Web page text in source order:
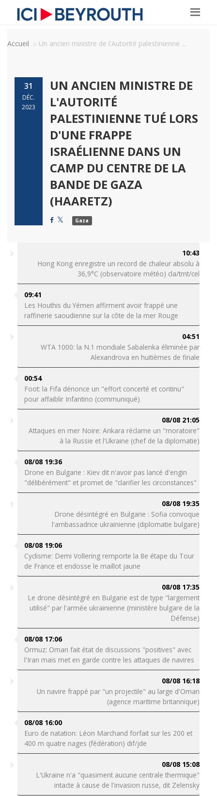
Accueil Un ancien ministre de l'Autorité palestinienne ...
31
DÉC.
2023
UN ANCIEN MINISTRE DE
L'AUTORITÉ
PALESTINIENNE TUÉ LORS
D'UNE FRAPPE
ISRAÉLIENNE DANS UN
CAMP DU CENTRE DE LA
BANDE DE GAZA
(HAARETZ)
Gaza
10:43
Hong Kong enregistre un record de chaleur absolu à
36,9°C (observatoire météo) cla/tmt/cel
09:41
Les Houthis du Yémen affirment avoir frappé une
raffinerie saoudienne sur la côte de la mer Rouge
04:51
WTA 1000: la N.1 mondiale Sabalenka éliminée par
Alexandrova en huitièmes de finale
00:54
Foot: la Fifa dénonce un "effort concerté et continu"
pour affaiblir Infantino (communiqué)
08/08 21:05
Attaques en mer Noire: Ankara réclame un "moratoire"
à la Russie et l'Ukraine (chef de la diplomatie)
08/08 19:36
Drone en Bulgarie : Kiev dit n'avoir pas lancé d'engin
"délibérément" et promet de "clarifier les circonstances"
08/08 19:35
Drone désintégré en Bulgarie : Sofia convoque
l'ambassadrice ukrainienne (diplomatie bulgare)
08/08 19:06
Cyclisme: Demi Vollering remporte la 8e étape du Tour
de France et endosse le maillot jaune
08/08 17:35
Le drone désintégré en Bulgarie est de type "largement
utilisé" par l'armée ukrainienne (ministère bulgare de la
Défense)
08/08 17:06
Ormuz: Oman fait état de discussions "positives" avec
l'Iran mais met en garde contre les attaques de navires
08/08 16:18
Un navire frappé par "un projectile" au large d'Oman
(agence maritime britannique)
08/08 16:00
Euro de natation: Léon Marchand forfait sur les 200 et
400 m quatre nages (fédération) dif/jde
08/08 15:08
L'Ukraine n'a "quasiment aucune centrale thermique"
intacte à cause de l'invasion russe, dit Zelensky